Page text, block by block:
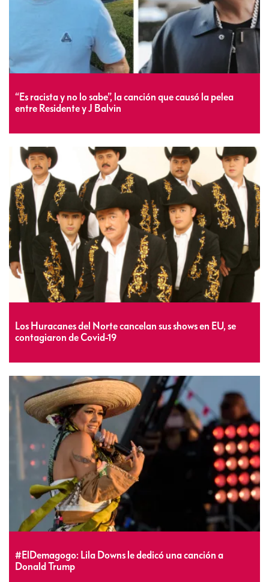
“Es racista y no lo sabe”, la canción que causó la pelea
entre Residente y J Balvin
Los Huracanes del Norte cancelan sus shows en EU, se
contagiaron de Covid-19
#ElDemagogo: Lila Downs le dedicó una canción a
Donald Trump